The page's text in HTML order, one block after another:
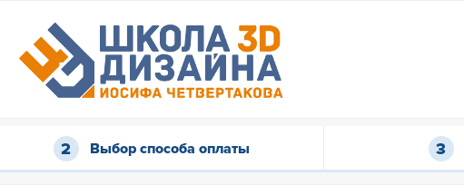
Выбор способа оплаты